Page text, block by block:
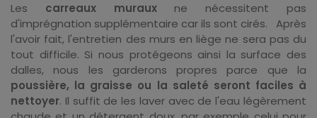
Les carreaux murauxne nécessitent pas
d'imprégnation supplémentaire car ils sont cirés. Après
l'avoir fait, l'entretien des murs en liège ne sera pas du
tout difficile. Si nous protégeons ainsi la surface des
dalles, nous les garderons propres parce que la
poussière, la graisse ou la saleté seront faciles à
nettoyer. Il suffit de les laver avec de l'eau légèrement